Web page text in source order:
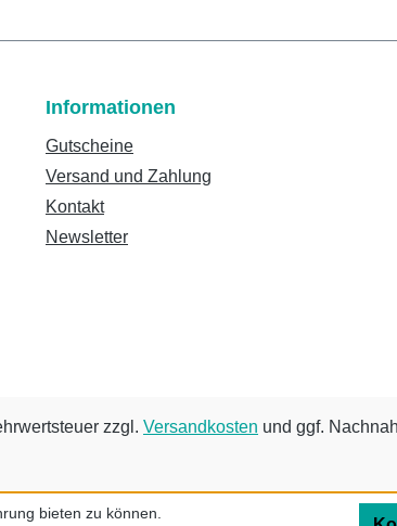
Informationen
Gutscheine
Versand und Zahlung
Kontakt
Newsletter
zzgl. Versandkosten und ggf.
bieten zu können.